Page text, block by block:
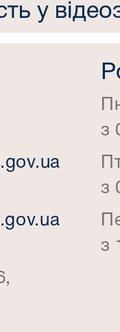
у
з
з
з